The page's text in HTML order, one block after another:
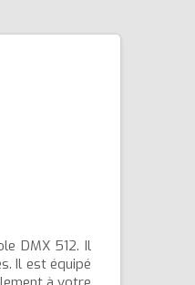
DMX 512. Il
Il est équipé